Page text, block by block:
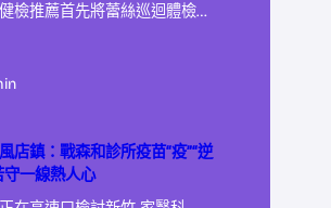
檢推薦首先將蕾絲巡迴體檢…
店鎮：戰森和診所疫苗“疫”“逆
守一線熱人心